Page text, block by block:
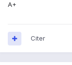
A+
Citer